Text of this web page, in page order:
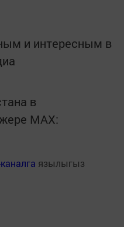
и интересным в
в
MАХ:
язылыгыз